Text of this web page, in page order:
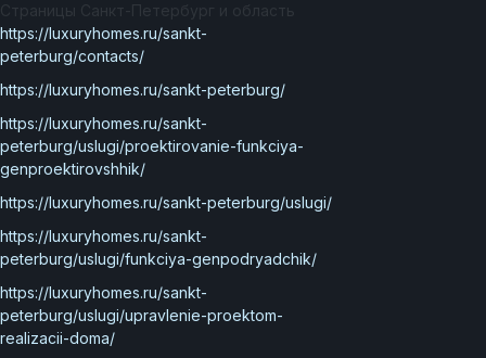
Страницы Санкт-Петербург и область
https://luxuryhomes.ru/sankt-
peterburg/contacts/
https://luxuryhomes.ru/sankt-peterburg/
https://luxuryhomes.ru/sankt-
peterburg/uslugi/proektirovanie-funkciya-
genproektirovshhik/
https://luxuryhomes.ru/sankt-peterburg/uslugi/
https://luxuryhomes.ru/sankt-
peterburg/uslugi/funkciya-genpodryadchik/
https://luxuryhomes.ru/sankt-
peterburg/uslugi/upravlenie-proektom-
realizacii-doma/